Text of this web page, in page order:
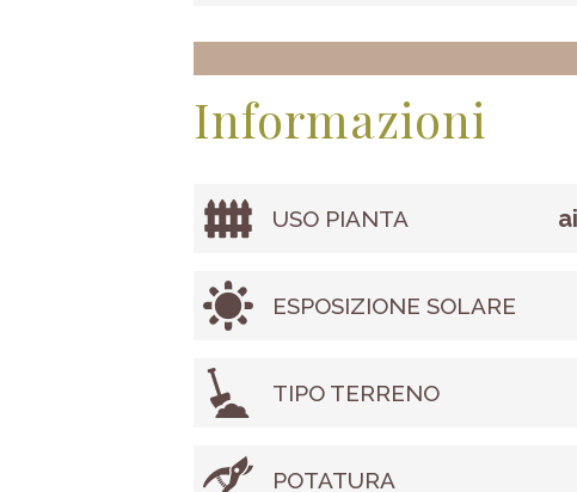
Informazioni
USO PIANTA
ESPOSIZIONE SOLARE
TIPO TERRENO
POTATURA